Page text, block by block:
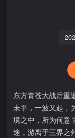
东方青苍大战后重
未平，一波又起，
境之中，所为何意
途，游离于三界之